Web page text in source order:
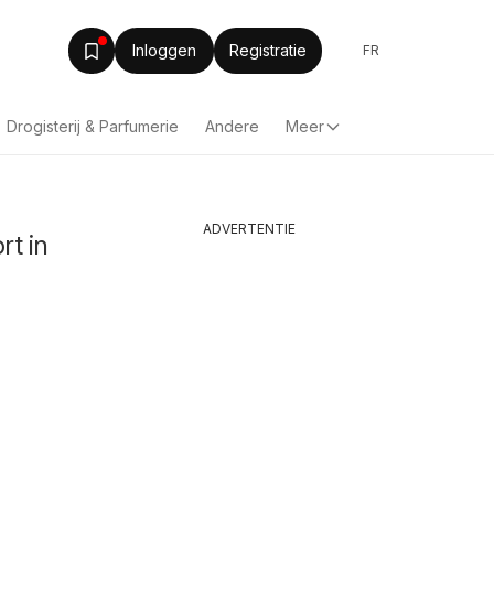
Inloggen Registratie FR
Drogisterij & Parfumerie Andere Meer
in
ADVERTENTIE